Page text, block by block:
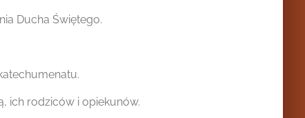
Ducha Świętego.
ich rodziców i opiekunów.